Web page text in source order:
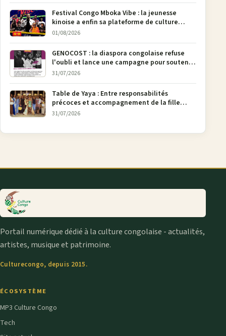
Festival Congo Mboka Vibe : la jeunesse
kinoise a enfin sa plateforme de culture
urbaine
01/08/2026
GENOCOST : la diaspora congolaise refuse
l'oubli et lance une campagne pour soutenir
la pétition FONAREV depuis Bruxelles
31/07/2026
Table de Yaya : Entre responsabilités
précoces et accompagnement de la fille
aînée, la diaspora en débat
31/07/2026
Portail numérique dédié à la culture congolaise - actualités,
artistes, musique et patrimoine.
Culturecongo, depuis 2015.
ÉCOSYSTÈME
MP3 Culture Congo
Tech